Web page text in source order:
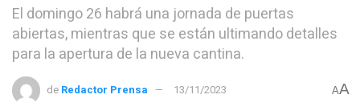
El domingo 26 habrá una jornada de puertas
abiertas, mientras que se están ultimando detalles
para la apertura de la nueva cantina.
de Redactor Prensa 13/11/2023 AA